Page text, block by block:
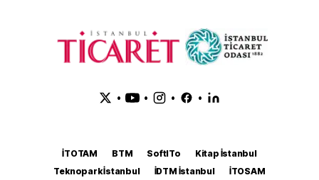
• • • •
İTOTAM BTM SoftITo
Kitap İstanbul
Teknopark İstanbul
İDTM İstanbul
İTOSAM